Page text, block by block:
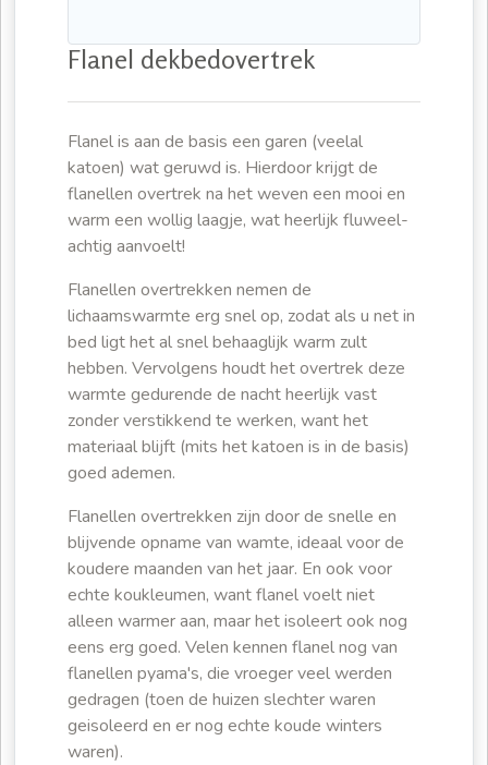
Flanel dekbedovertrek
Flanel is aan de basis een garen (veelal
katoen) wat geruwd is. Hierdoor krijgt de
flanellen overtrek na het weven een mooi en
warm een wollig laagje, wat heerlijk fluweel-
achtig aanvoelt!
Flanellen overtrekken nemen de
lichaamswarmte erg snel op, zodat als u net in
bed ligt het al snel behaaglijk warm zult
hebben. Vervolgens houdt het overtrek deze
warmte gedurende de nacht heerlijk vast
zonder verstikkend te werken, want het
materiaal blijft (mits het katoen is in de basis)
goed ademen.
Flanellen overtrekken zijn door de snelle en
blijvende opname van wamte, ideaal voor de
koudere maanden van het jaar. En ook voor
echte koukleumen, want flanel voelt niet
alleen warmer aan, maar het isoleert ook nog
eens erg goed. Velen kennen flanel nog van
flanellen pyama's, die vroeger veel werden
gedragen (toen de huizen slechter waren
geisoleerd en er nog echte koude winters
waren).